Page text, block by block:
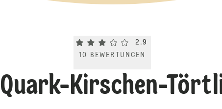
Current rating 2.9. Click to rate.
2.9
10
BEWERTUNGEN
Quark-Kirschen-